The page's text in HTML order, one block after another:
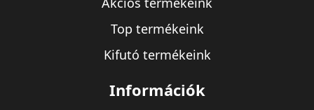
Top termékeink
Kifutó termékeink
Információk